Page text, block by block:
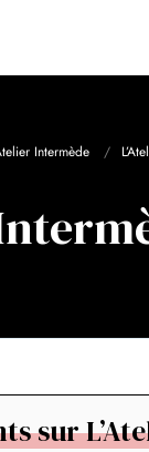
Intermède
sur